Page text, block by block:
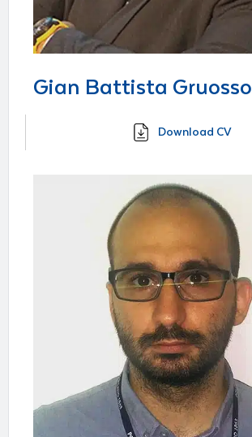
Gian Battista Gruosso
Download CV